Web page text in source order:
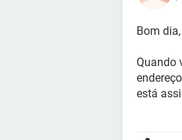
Bom dia,
Quando
está